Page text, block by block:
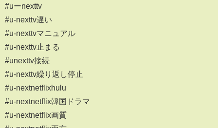
#uーnexttv
#u-nexttv遅い
#u-nexttvマニュアル
#u-nexttv止まる
#unexttv接続
#u-nexttv繰り返し停止
#u-nextnetflixhulu
#u-nextnetflix韓国ドラマ
#u-nextnetflix画質